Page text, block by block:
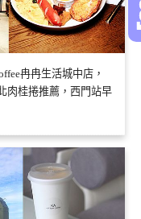
冉冉生活城中店，
肉桂捲推薦，西門站早